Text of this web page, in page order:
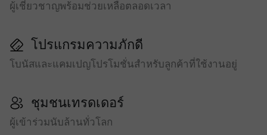
ผู้เชี่ยวชาญพร้อมช่วยเหลือตลอดเวลา
โปรแกรมความภักดี
โบนัสและแคมเปญโปรโมชั่นสำหรับลูกค้าที่ใช้งานอยู่
ชุมชนเทรดเดอร์
ผู้เข้าร่วมนับล้านทั่วโลก